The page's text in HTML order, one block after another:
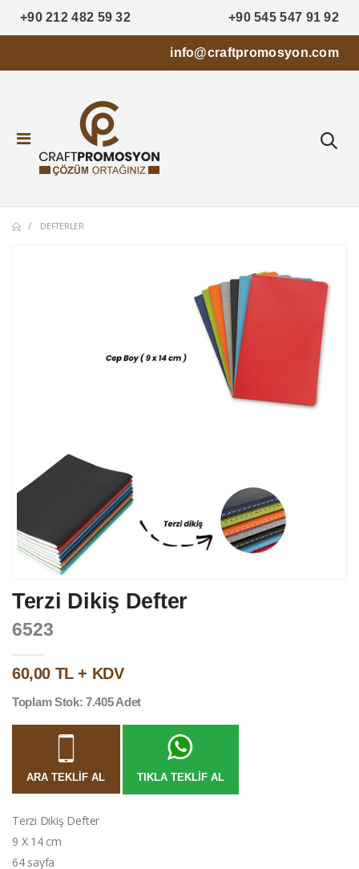
+90 212 482 59 32 +90 545 547 91 92
info@craftpromosyon.com
DEFTERLER
Terzi Dikiş Defter
6523
60,00 TL + KDV
Toplam Stok: 7.405 Adet
ARA TEKLIF AL TIKLA TEKLIF AL
Terzi Dikiş Defter
9 X 14 cm
64 sayfa